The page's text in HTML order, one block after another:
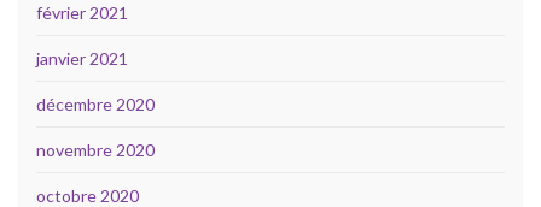
février 2021
janvier 2021
décembre 2020
novembre 2020
octobre 2020